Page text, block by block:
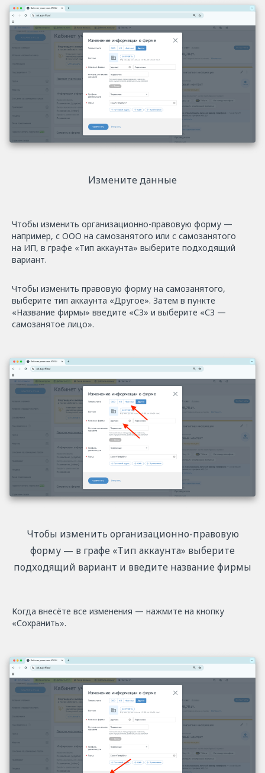
Измените данные
Чтобы изменить организационно-правовую форму —
например, с ООО на самозанятого или с самозанятого
на ИП, в графе «Тип аккаунта» выберите подходящий
вариант.
Чтобы изменить правовую форму на самозанятого,
выберите тип аккаунта «Другое». Затем в пункте
«Название фирмы» введите «СЗ» и выберите «СЗ —
самозанятое лицо».
Чтобы изменить организационно-правовую
форму — в графе «Тип аккаунта» выберите
подходящий вариант и введите название фирмы
Когда внесёте все изменения — нажмите на кнопку
«Сохранить».